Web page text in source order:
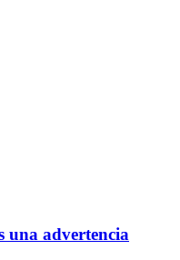
una advertencia